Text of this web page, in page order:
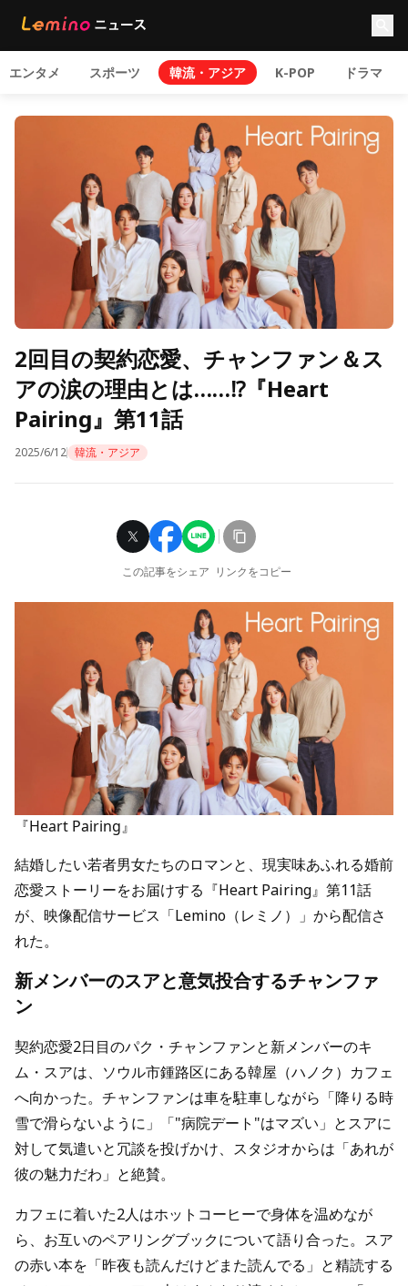
エンタメ スポーツ 韓流・アジア K-POP ドラマ
2回目の契約恋愛、チャンファン＆ス
アの涙の理由とは……⁉︎『Heart
Pairing』第11話
2025/6/12 韓流・アジア
この記事をシェア リンクをコピー
『Heart Pairing』
結婚したい若者男女たちのロマンと、現実味あふれる婚前
恋愛ストーリーをお届けする『Heart Pairing』第11話
が、映像配信サービス「Lemino（レミノ）」から配信さ
れた。
新メンバーのスアと意気投合するチャンファ
ン
契約恋愛2日目のパク・チャンファンと新メンバーのキ
ム・スアは、ソウル市鍾路区にある韓屋（ハノク）カフェ
へ向かった。チャンファンは車を駐車しながら「降りる時
雪で滑らないように」「"病院デート"はマズい」とスアに
対して気遣いと冗談を投げかけ、スタジオからは「あれが
彼の魅力だわ」と絶賛。
カフェに着いた2人はホットコーヒーで身体を温めなが
ら、お互いのペアリングブックについて語り合った。スア
の赤い本を「昨夜も読んだけどまた読んでる」と精読する